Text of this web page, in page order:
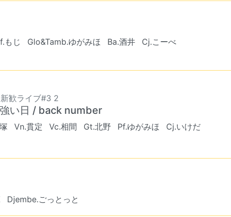
もじ Glo&Tamb.ゆがみほ Ba.酒井
Cj.こーべ
歓ライブ#3 2
い日 / back number
Vn.貫定 Vc.相間 Gt.北野 Pf.ゆがみほ Cj.いけだ
Djembe.ごっとっと